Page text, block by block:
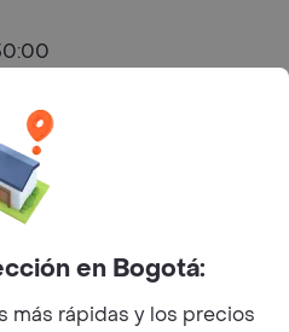
Menú
en Bogotá:
más rápidas y los precios